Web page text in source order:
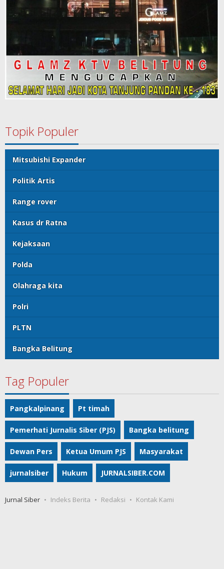
Topik Populer
Mitsubishi Expander
Politik Artis
Range rover
Kasus dr Ratna
Kejaksaan
Polda
Olahraga kita
Polri
PLTN
Bangka Belitung
Tag Populer
Pangkalpinang Pt timah
Pemerhati Jurnalis Siber (PJS) Bangka belitung
Dewan Pers Ketua Umum PJS Masyarakat
jurnalsiber Hukum JURNALSIBER.COM
Jurnal Siber Indeks Berita Redaksi Kontak Kami